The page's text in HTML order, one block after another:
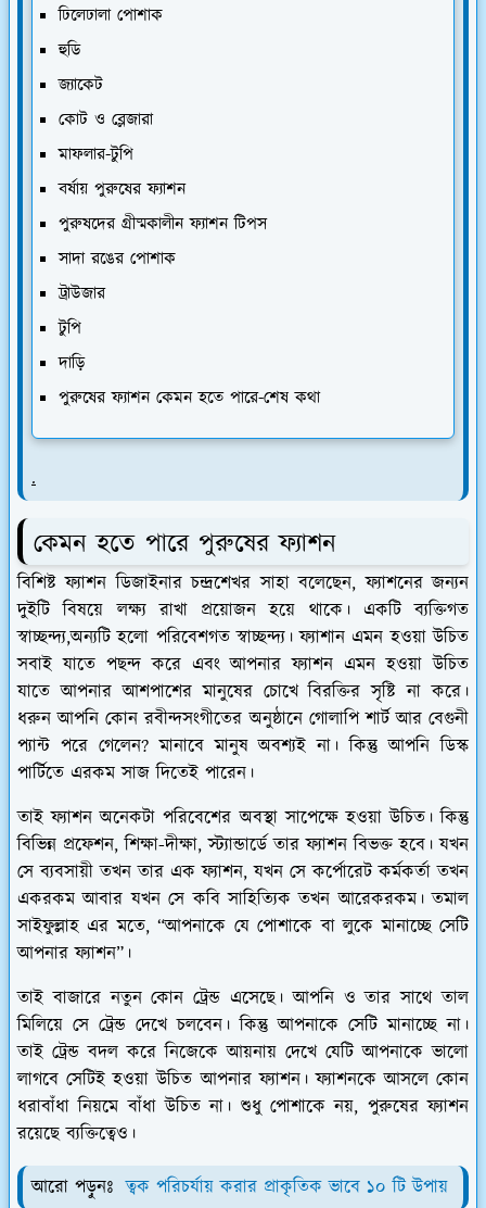
ঢিলেঢালা পোশাক
হুডি
জ্যাকেট
কোট ও ব্লেজারা
মাফলার-টুপি
বর্ষায় পুরুষের ফ্যাশন
পুরুষদের গ্রীষ্মকালীন ফ্যাশন টিপস
সাদা রঙের পোশাক
ট্রাউজার
টুপি
দাড়ি
পুরুষের ফ্যাশন কেমন হতে পারে-শেষ কথা
.
কেমন হতে পারে পুরুষের ফ্যাশন
বিশিষ্ট ফ্যাশন ডিজাইনার চন্দ্রশেখর সাহা বলেছেন, ফ্যাশনের জন্যন
দুইটি বিষয়ে লক্ষ্য রাখা প্রয়োজন হয়ে থাকে। একটি ব্যক্তিগত
স্বাচ্ছন্দ্য,অন্যটি হলো পরিবেশগত স্বাচ্ছন্দ্য। ফ্যাশান এমন হওয়া উচিত
সবাই যাতে পছন্দ করে এবং আপনার ফ্যাশন এমন হওয়া উচিত
যাতে আপনার আশপাশের মানুষের চোখে বিরক্তির সৃষ্টি না করে।
ধরুন আপনি কোন রবীন্দসংগীতের অনুষ্ঠানে গোলাপি শার্ট আর বেগুনী
প্যান্ট পরে গেলেন? মানাবে মানুষ অবশ্যই না। কিন্তু আপনি ডিস্ক
পার্টিতে এরকম সাজ দিতেই পারেন।
তাই ফ্যাশন অনেকটা পরিবেশের অবস্থা সাপেক্ষে হওয়া উচিত। কিন্তু
বিভিন্ন প্রফেশন, শিক্ষা-দীক্ষা, স্ট্যান্ডার্ডে তার ফ্যাশন বিভক্ত হবে। যখন
সে ব্যবসায়ী তখন তার এক ফ্যাশন, যখন সে কর্পোরেট কর্মকর্তা তখন
একরকম আবার যখন সে কবি সাহিত্যিক তখন আরেকরকম। তমাল
সাইফুল্লাহ এর মতে, “আপনাকে যে পোশাকে বা লুকে মানাচ্ছে সেটি
আপনার ফ্যাশন”।
তাই বাজারে নতুন কোন ট্রেন্ড এসেছে। আপনি ও তার সাথে তাল
মিলিয়ে সে ট্রেন্ড দেখে চলবেন। কিন্তু আপনাকে সেটি মানাচ্ছে না।
তাই ট্রেন্ড বদল করে নিজেকে আয়নায় দেখে যেটি আপনাকে ভালো
লাগবে সেটিই হওয়া উচিত আপনার ফ্যাশন। ফ্যাশনকে আসলে কোন
ধরাবাঁধা নিয়মে বাঁধা উচিত না। শুধু পোশাকে নয়, পুরুষের ফ্যাশন
রয়েছে ব্যক্তিত্বেও।
আরো পড়ুনঃত্বক পরিচর্যায় করার প্রাকৃতিক ভাবে ১০ টি উপায়